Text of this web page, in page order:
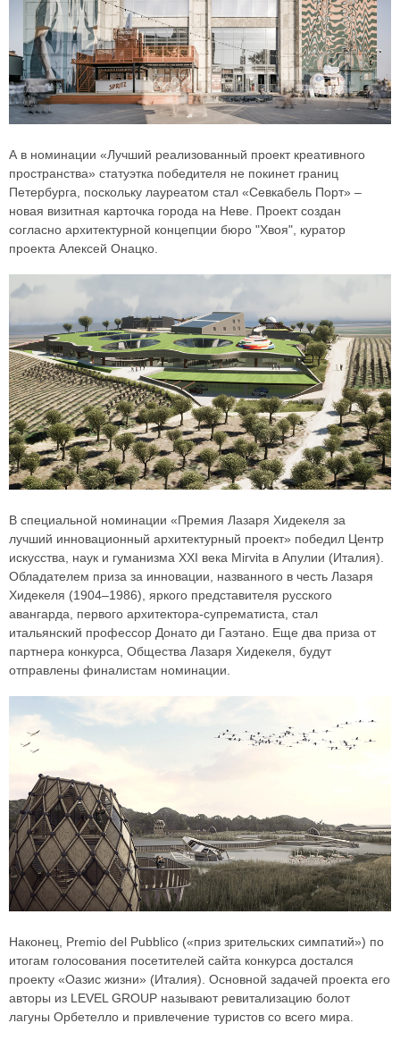
А в номинации «Лучший реализованный проект креативного
пространства» статуэтка победителя не покинет границ
Петербурга, поскольку лауреатом стал «Севкабель Порт» –
новая визитная карточка города на Неве. Проект создан
согласно архитектурной концепции бюро "Хвоя", куратор
проекта Алексей Онацко.
В специальной номинации «Премия Лазаря Хидекеля за
лучший инновационный архитектурный проект» победил Центр
искусства, наук и гуманизма XXI века Mirvita в Апулии (Италия).
Обладателем приза за инновации, названного в честь Лазаря
Хидекеля (1904–1986), яркого представителя русского
авангарда, первого архитектора-супрематиста, стал
итальянский профессор Донато ди Гаэтано. Еще два приза от
партнера конкурса, Общества Лазаря Хидекеля, будут
отправлены финалистам номинации.
Наконец, Premio del Pubblico («приз зрительских симпатий») по
итогам голосования посетителей сайта конкурса достался
проекту «Оазис жизни» (Италия). Основной задачей проекта его
авторы из LEVEL GROUP называют ревитализацию болот
лагуны Орбетелло и привлечение туристов со всего мира.